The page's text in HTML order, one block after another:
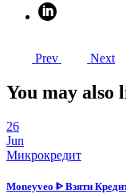
Prev Next
You may also
26
Jun
Микрокредит
Moneyveo ᐈ Взяти